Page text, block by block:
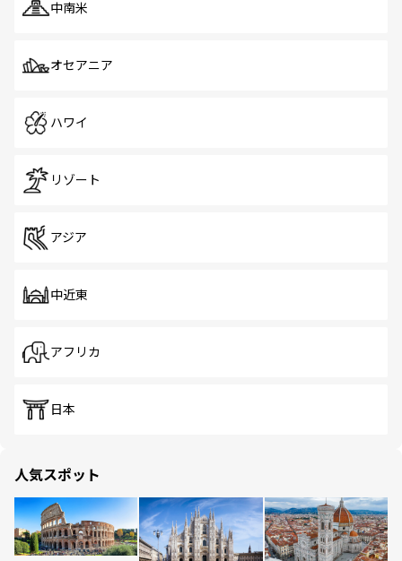
中南米
オセアニア
ハワイ
リゾート
アジア
中近東
アフリカ
日本
人気スポット